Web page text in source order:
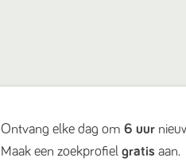
Ontvang elke dag om6 uur
Maak een zoekprofielgratis aan.